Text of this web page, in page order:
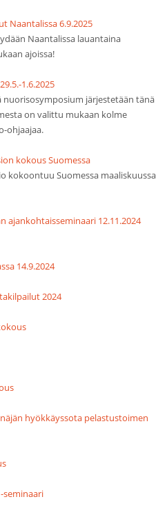
Naantalissa 6.9.2025
Naantalissa lauantaina
ajoissa!
1.6.2025
järjestetään tänä
on valittu mukaan kolme
ohjaajaa.
kokous Suomessa
kokoontuu Suomessa maaliskuussa
ajankohtaisseminaari 12.11.2024
14.9.2024
2024
hyökkäyssota pelastustoimen
seminaari